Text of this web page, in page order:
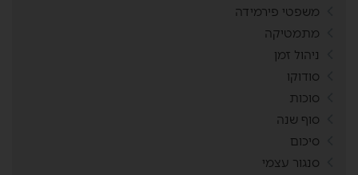
משפטי פירמידה
מתמטיקה
ניהול זמן
סודוקו
סוכות
סוף שנה
סיכום
סנגור עצמי